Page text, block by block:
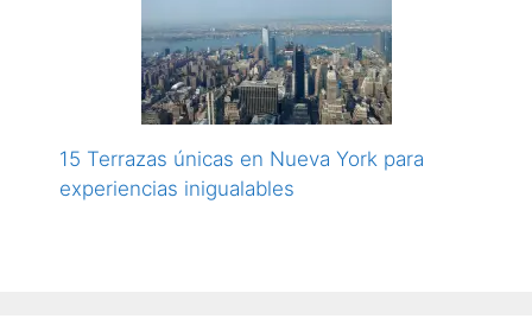
15 Terrazas únicas en Nueva York para
experiencias inigualables